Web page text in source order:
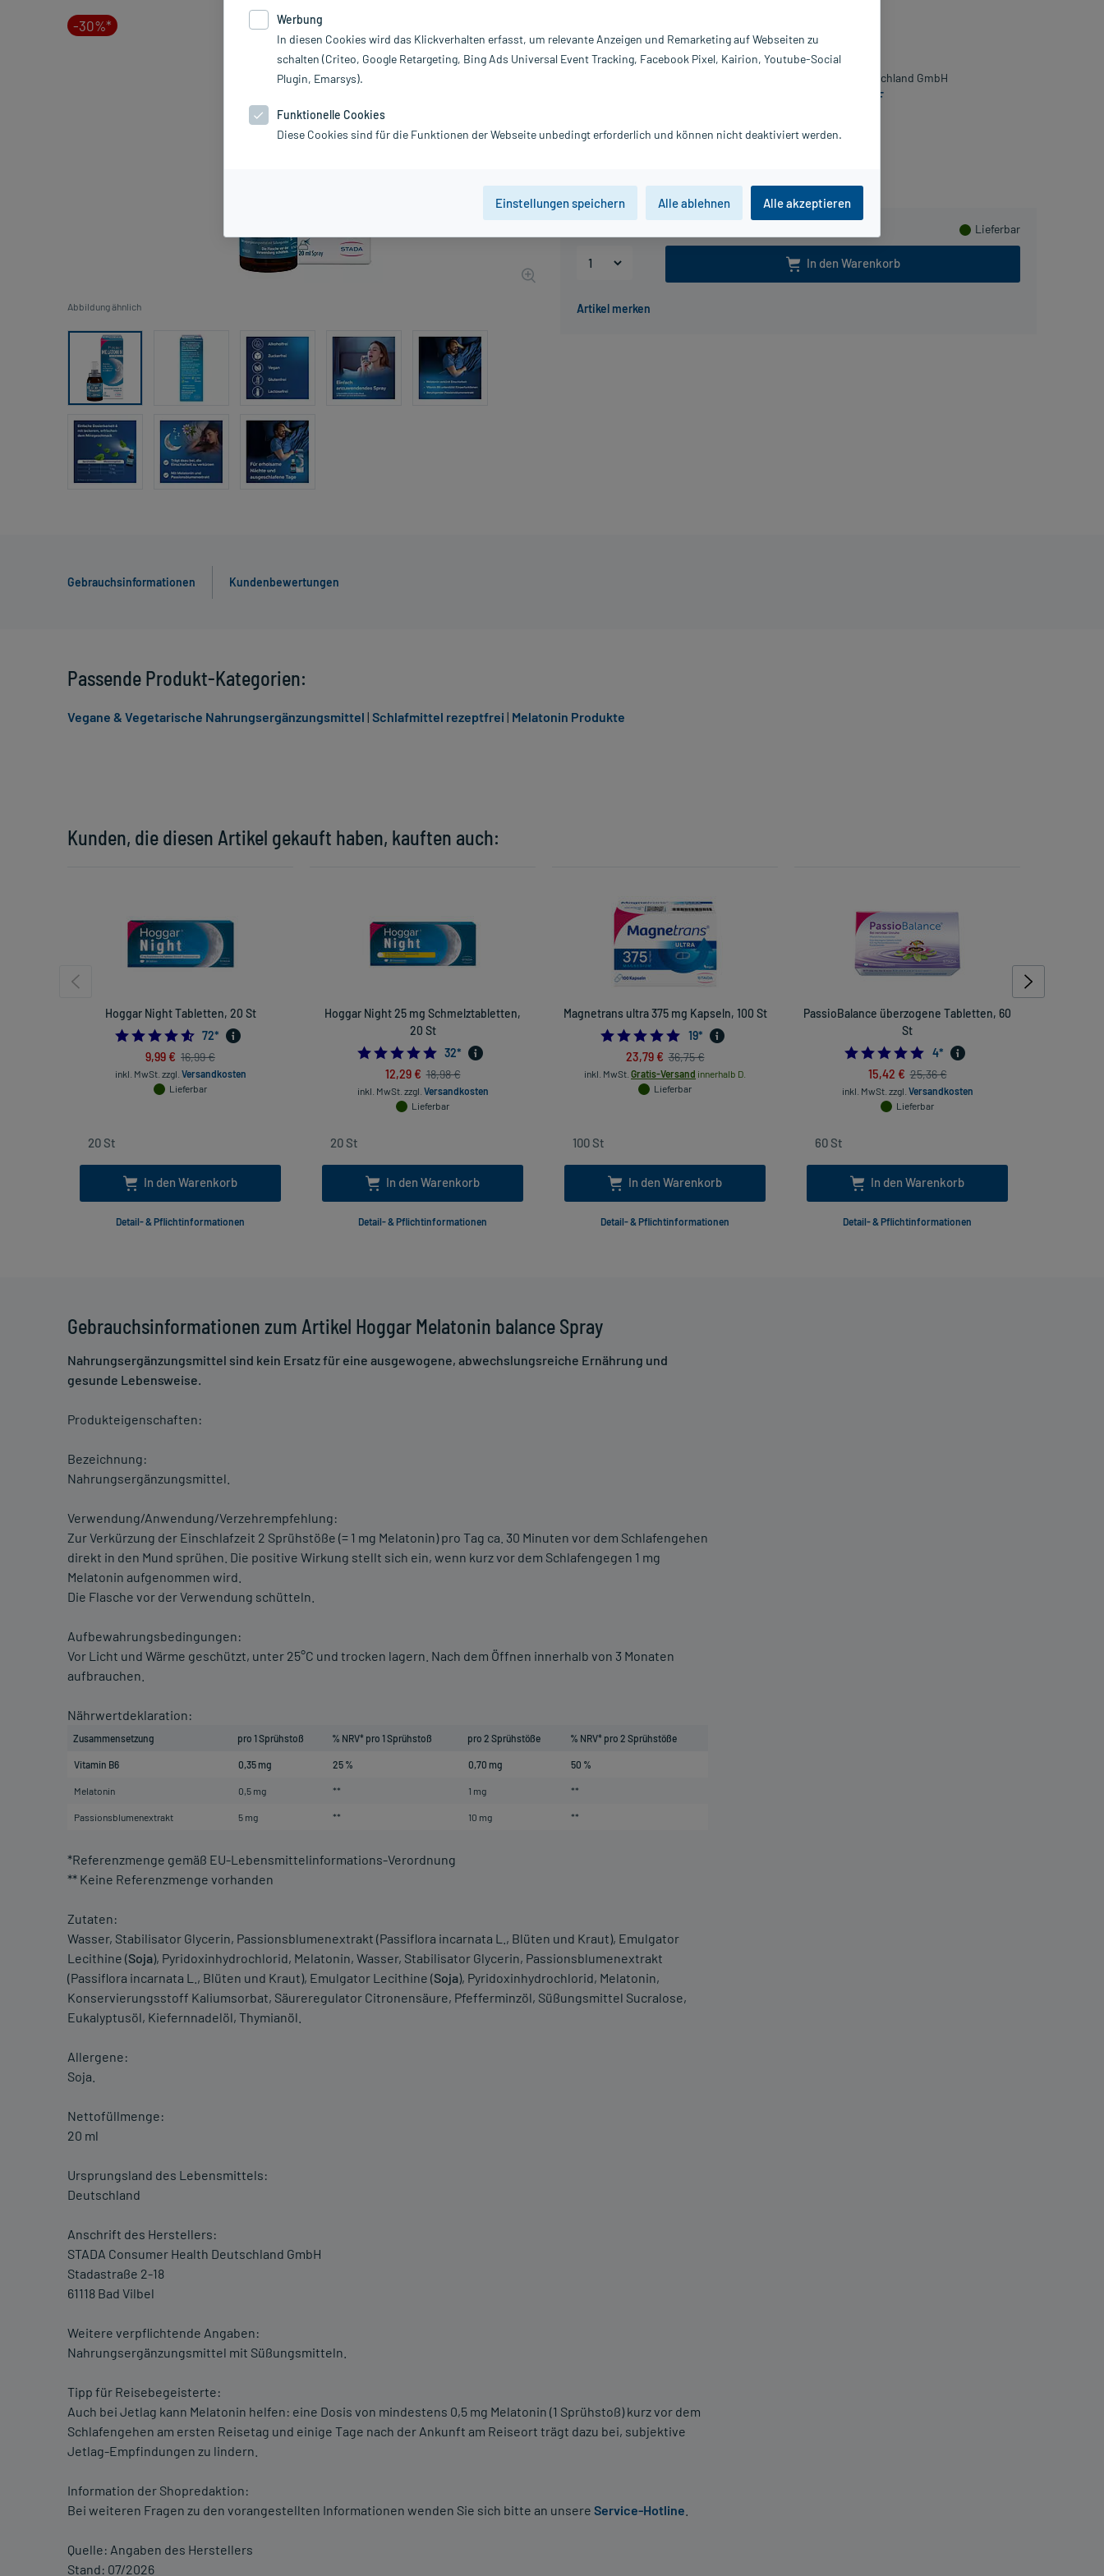
-30%*
Abbildung ähnlich
6,99 €
Grundpreis: 349,50 € / l
Lieferbar
In den Warenkorb
Inhalt:
20 ml
PZN:
17877575
STADA Consumer Health Deutschland GmbH
Produktinformation als PDF
Gebrauchsinformationen Kundenbewertungen
Gebrauchsinformationen zum Artikel Hoggar Melatonin balance Spray
Nahrungsergänzungsmittel sind kein Ersatz für eine ausgewogene, abwechslungsreiche Ernährung und
gesunde Lebensweise.
Produkteigenschaften:
Bezeichnung:
Nahrungsergänzungsmittel.
Verwendung/Anwendung/Verzehrempfehlung:
Zur Verkürzung der Einschlafzeit 2 Sprühstöße (= 1 mg Melatonin) pro Tag ca. 30 Minuten vor dem Schlafengehen
direkt in den Mund sprühen. Die positive Wirkung stellt sich ein, wenn kurz vor dem Schlafengegen 1 mg
Melatonin aufgenommen wird.
Die Flasche vor der Verwendung schütteln.
Aufbewahrungsbedingungen:
Vor Licht und Wärme geschützt, unter 25°C und trocken lagern. Nach dem Öffnen innerhalb von 3 Monaten
aufbrauchen.
Nährwertdeklaration:
Zusammensetzung pro 1 Sprühstoß % NRV* pro 1 Sprühstoß pro 2 Sprühstöße % NRV* pro 2 Sprühstöße
Vitamin B6 0,35 mg 25 % 0,70 mg 50 %
Melatonin 0,5 mg ** 1 mg **
Passionsblumenextrakt 5 mg ** 10 mg **
*Referenzmenge gemäß EU-Lebensmittelinformations-Verordnung
** Keine Referenzmenge vorhanden
Zutaten:
Wasser, Stabilisator Glycerin, Passionsblumenextrakt (Passiflora incarnata L., Blüten und Kraut), Emulgator
Lecithine (Soja), Pyridoxinhydrochlorid, Melatonin, Wasser, Stabilisator Glycerin, Passionsblumenextrakt
(Passiflora incarnata L., Blüten und Kraut), Emulgator Lecithine (Soja), Pyridoxinhydrochlorid, Melatonin,
Konservierungsstoff Kaliumsorbat, Säureregulator Citronensäure, Pfefferminzöl, Süßungsmittel Sucralose,
Eukalyptusöl, Kiefernnadelöl, Thymianöl.
Allergene:
Soja.
Nettofüllmenge:
20 ml
Ursprungsland des Lebensmittels:
Deutschland
Anschrift des Herstellers:
STADA Consumer Health Deutschland GmbH
Stadastraße 2-18
61118 Bad Vilbel
Weitere verpflichtende Angaben:
Nahrungsergänzungsmittel mit Süßungsmitteln.
Tipp für Reisebegeisterte:
Auch bei Jetlag kann Melatonin helfen: eine Dosis von mindestens 0,5 mg Melatonin (1 Sprühstoß) kurz vor dem
Schlafengehen am ersten Reisetag und einige Tage nach der Ankunft am Reiseort trägt dazu bei, subjektive
Jetlag-Empfindungen zu lindern.
Information der Shopredaktion:
Bei weiteren Fragen zu den vorangestellten Informationen wenden Sie sich bitte an unsere Service-Hotline
Quelle: Angaben des Herstellers
Stand: 07/2026
Kunden, die diesen Artikel gekauft haben, kauften auch:
Hoggar Night Tabletten, 20 St
4.611111111111111
72*
9,99 € 16,99 €
inkl. MwSt. zzgl. Versandkosten
Lieferbar
In den Warenkorb
Detail- & Pflichtinformationen
Hoggar Night 25 mg Schmelztabletten,
20 St
4.875
32*
12,29 € 18,98 €
inkl. MwSt. zzgl. Versandkosten
Lieferbar
In den Warenkorb
Detail- & Pflichtinformationen
Magnetrans ultra 375 mg Kapseln, 100 St
5.0
19*
23,79 € 36,75 €
inkl. MwSt. Gratis-Versand innerhalb D.
Lieferbar
In den Warenkorb
Detail- & Pflichtinformationen
PassioBalance überzogene Tabletten, 60
St
4.75
4*
15,42 € 25,36 €
inkl. MwSt. zzgl. Versandkosten
Lieferbar
In den Warenkorb
Detail- & Pflichtinformationen
Passende Produkt-Kategorien:
Vegane & Vegetarische Nahrungsergänzungsmittel | Schlafmittel rezeptfrei | Melatonin Produkte
Werbung
In diesen Cookies wird das Klickverhalten erfasst, um relevante Anzeigen und Remarketing auf Webseiten zu
schalten (Criteo, Google Retargeting, Bing Ads Universal Event Tracking, Facebook Pixel, Kairion, Youtube-Social
Plugin, Emarsys).
Funktionelle Cookies
Diese Cookies sind für die Funktionen der Webseite unbedingt erforderlich und können nicht deaktiviert werden.
Einstellungen speichern Alle ablehnen Alle akzeptieren